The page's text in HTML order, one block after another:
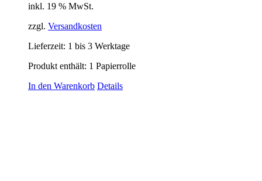
inkl. 19 % MwSt.
zzgl. Versandkosten
Lieferzeit: 1 bis 3 Werktage
Produkt enthält: 1 Papierrolle
In den Warenkorb Details